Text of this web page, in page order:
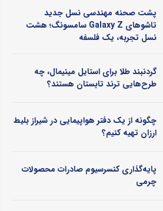
پشت صحنه مهندسی نسل جدید
تاشوهای Galaxy Z سامسونگ؛ هشت
نسل تجربه، یک فلسفه
گردنبند طلا برای استایل مینیمال، چه
طرح‌هایی ترند تابستان هستند؟
چگونه از یک دفتر هواپیمایی در شیراز بلیط
ارزان تهیه کنیم؟
پایه‌گذاری کنسرسیوم صادرات محصولات
چرمی